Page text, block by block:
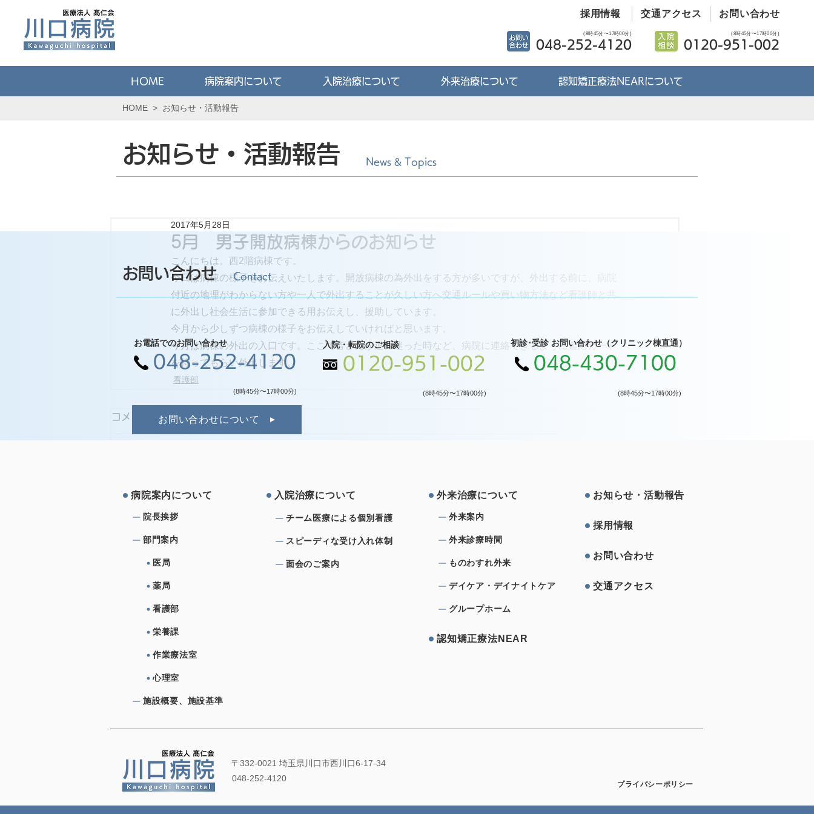
採用情報 交通アクセス お問い合わせ
(8時45分〜17時00分)
048-252-4120
(8時45分〜17時00分)
0120-951-002
HOME 病院案内について 入院治療について 外来治療について 認知矯正療法NEARについて
HOME > お知らせ・活動報告
お知らせ・活動報告 News & Topics
5月 男子開放病棟からのお知らせ
2017年5月28日
こんにちは。西2階病棟です。
今日は病棟の様子をお伝えいたします。開放病棟の為外出をする方が多いですが、外出する前に、病院
付近の地理がわからない方や一人で外出することが久しい方へ交通ルールや買い物方法など看護師と共
に外出し社会生活に参加できる用お伝えし、援助しています。
今月から少しずつ病棟の様子をお伝えしていければと思います。
今月は病棟の外出の入口です。ここで皆さんが道に迷った時など、病院に連絡できるように連絡カード
を持ってもらい外出します。
看護部
コメント
お問い合わせ Contact
お電話でのお問い合わせ
048-252-4120
(8時45分〜17時00分)
入院・転院のご相談
0120-951-002
(8時45分〜17時00分)
初診･受診 お問い合わせ（クリニック棟直通）
048-430-7100
(8時45分〜17時00分)
お問い合わせについて
病院案内について
院⻑挨拶
部⾨案内
医局
⼊院治療について
チーム医療による個別看護
スピーディな受け⼊れ体制
⾯会のご案内
薬局
看護部
外来治療について
外来案内
外来診療時間
ものわすれ外来
デイケア・デイナイトケア
お知らせ・活動報告
採⽤情報
お問い合わせ
交通アクセス
グループホーム
栄養課
作業療法室
心理室
施設概要、施設基準
〒332-0021 埼玉県川口市西川口6-17-34
048-252-4120
プライバシーポリシー
認知矯正療法NEAR